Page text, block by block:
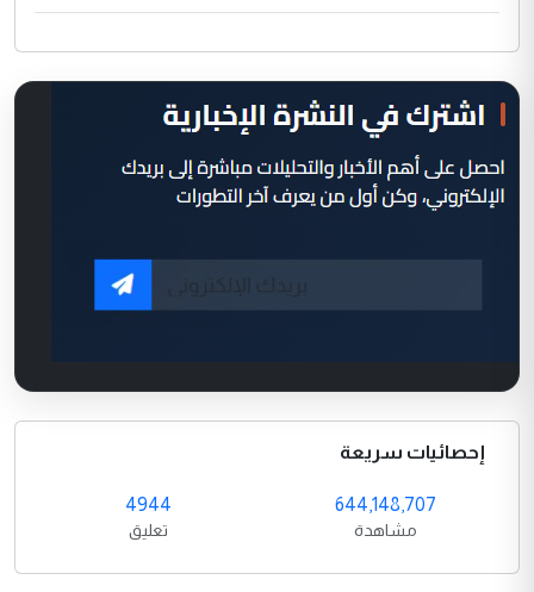
إحصائيات سريعة
644,148,707
مشاهدة
4944
تعليق